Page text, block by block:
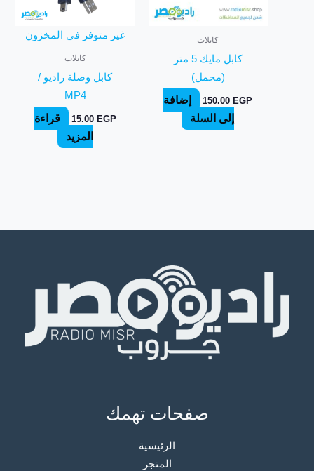
كابلات
كابل مايك 5 متر
(محمل)
150.00 EGP
إضافة
إلى السلة
غير متوفر في المخزون
كابلات
كابل وصلة راديو /
MP4
15.00 EGP
قراءة
المزيد
صفحات تهمك
الرئيسية
المتجر